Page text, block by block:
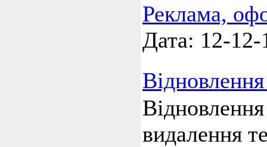
Реклама,
Дата: 12-12-
Відновлення
Відновлення
видалення